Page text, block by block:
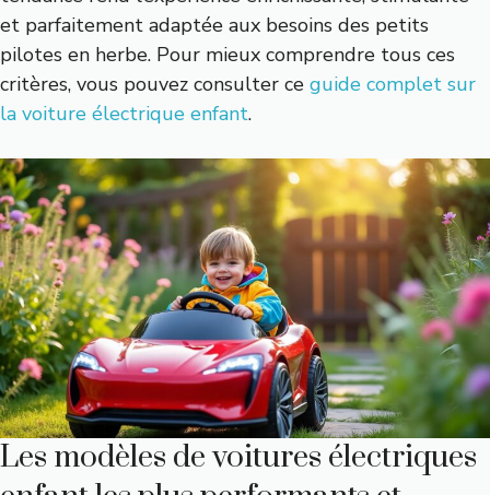
et parfaitement adaptée aux besoins des petits
pilotes en herbe. Pour mieux comprendre tous ces
critères, vous pouvez consulter ce guide complet sur
la voiture électrique enfant.
Les modèles de voitures électriques